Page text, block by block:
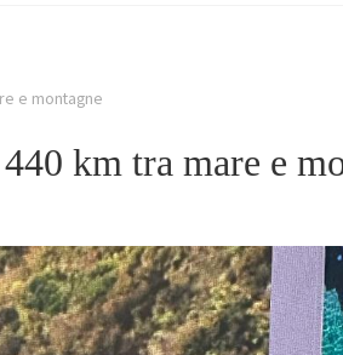
e montagne
km tra mare e